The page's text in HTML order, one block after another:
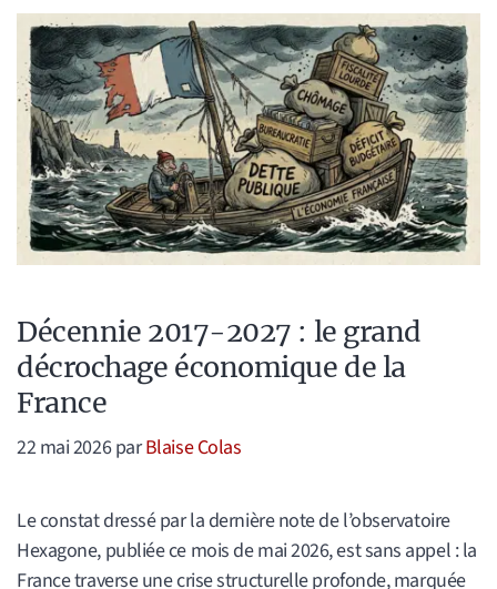
Décennie 2017-2027 : le grand
décrochage économique de la
France
22 mai 2026parBlaise Colas
Le constat dressé par la dernière note de l’observatoire
Hexagone, publiée ce mois de mai 2026, est sans appel : la
France traverse une crise structurelle profonde, marquée